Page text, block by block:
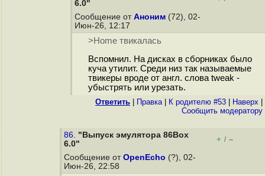
6.0"
Сообщение от Аноним (72), 02-
Июн-26, 12:17
>Home твикалась
Вспомнил. На дисках в сборниках было
куча утилит. Среди низ так называемые
твикеры вроде от англ. слова tweak -
убыстрять или урезать.
Ответить Правка| К родителю #53 Наверх
Cообщить модератору
86. "Выпуск эмулятора 86Box
6.0"
+ / –
Сообщение от OpenEcho (?), 02-
Июн-26, 22:58